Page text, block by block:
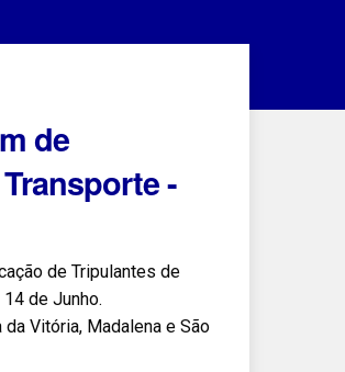
de
-
de Tripulantes de
de Junho.
Vitória, Madalena e São